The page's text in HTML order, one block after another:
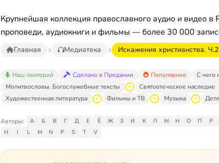
Крупнейшая коллекция православного аудио и видео
проповеди, аудиокниги и фильмы — более 30 000
Главная Медиатека Искажения христианства.
Наш лекторий Сделано в Предании Популярное С чего
Молитвословы. Богослужебные тексты
Святоотеческое наследие
Художественная литература
Фильмы и ТВ Музыка
Авторы: А Б В Г Д Е Ё Ж З И К Л М Н О П Р
H
I L M N P S T V